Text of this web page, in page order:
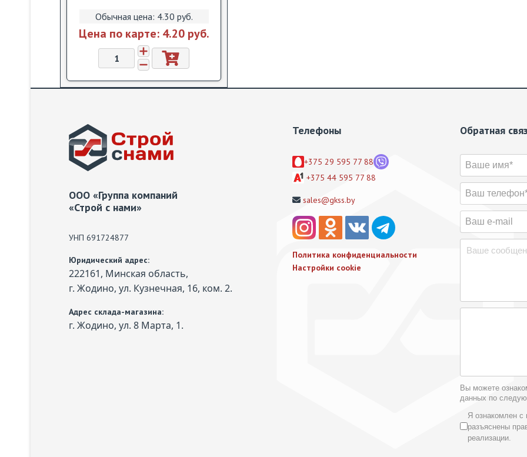
Обычная цена: 4.30 pуб.
Цена по карте: 4.20 pуб.
ООО «Группа компаний
«Строй с нами»
УНП 691724877
Юридический адрес:
222161, Минская область,
г. Жодино, ул. Кузнечная, 16, ком. 2.
Адрес склада-магазина:
г. Жодино, ул. 8 Марта, 1.
Телефоны
+375 29 595 77 88
+375 44 595 77 88
sales@gkss.by
Политика конфиденциальности
Настройки cookie
Обратная
Вы можете
данных по
Условия
Я ознакомлен с
разъяснены
реализации.